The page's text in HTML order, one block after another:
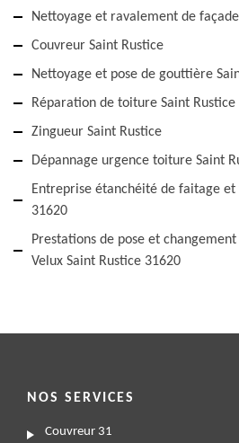
Nettoyage et ravalement de
Couvreur Saint Rustice
Nettoyage et pose de gouttière
Réparation de toiture Saint Rustice
Zingueur Saint Rustice
Dépannage urgence toiture Saint
Entreprise étanchéité de faitage
31620
Prestations de pose et
Velux Saint Rustice 31620
NOS SERVICES
Couvreur 31